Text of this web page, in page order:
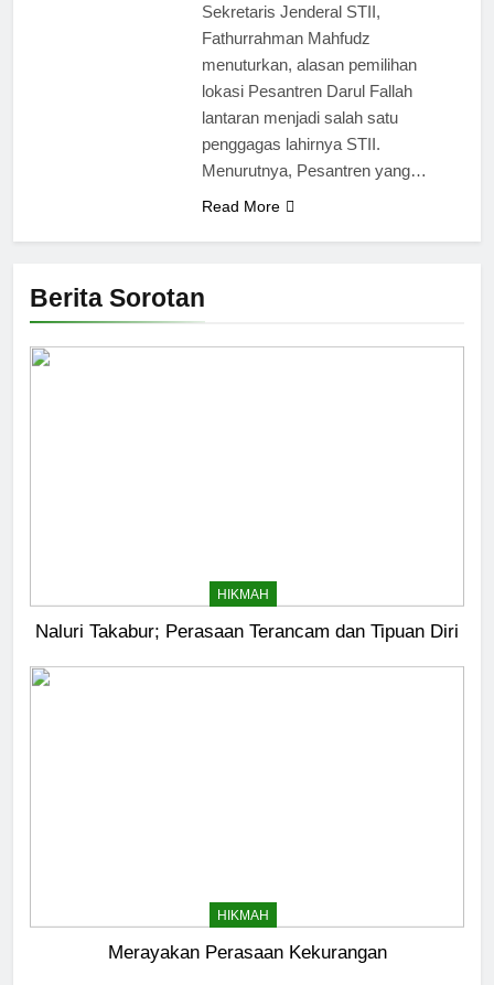
Berita Sorotan
HIKMAH
Naluri Takabur; Perasaan Terancam dan Tipuan Diri
HIKMAH
Merayakan Perasaan Kekurangan
Sekretaris Jenderal STII,
Fathurrahman Mahfudz
menuturkan, alasan pemilihan
lokasi Pesantren Darul Fallah
lantaran menjadi salah satu
penggagas lahirnya STII.
Menurutnya, Pesantren yang…
Read More